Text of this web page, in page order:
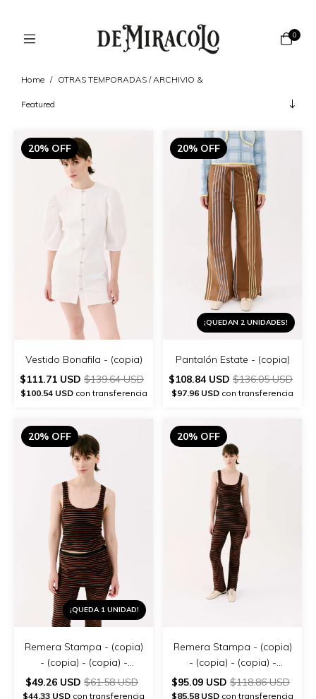
0
Home / OTRAS TEMPORADAS / ARCHIVIO &
20% OFF
Vestido Bonafila - (copia)
$111.71 USD $139.64 USD
$100.54 USDcon transferencia
20% OFF
¡QUEDAN 2 UNIDADES!
Pantalón Estate - (copia)
$108.84 USD $136.05 USD
$97.96 USD con transferencia
20% OFF
¡QUEDA 1 UNIDAD!
Remera Stampa - (copia)
- (copia) - (copia) -
(copia) - (copia) - (copia)
$49.26 USD $61.58 USD
$44.33 USD con transferencia
20% OFF
Remera Stampa - (copia)
- (copia) - (copia) -
(copia) - (copia) - (copia)
- (copia)
$95.09 USD $118.86 USD
$85.58 USD con transferencia